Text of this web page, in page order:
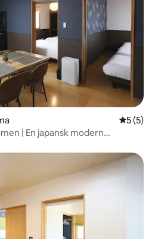
5 av 5 i
5 (5)
| En japansk modern